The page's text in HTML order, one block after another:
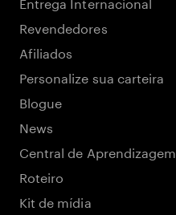
Revendedores
Afiliados
Personalize sua carteira
Blogue
News
Central de Aprendizagem
Roteiro
Kit de mídia